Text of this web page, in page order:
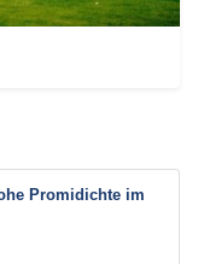
Promidichte im